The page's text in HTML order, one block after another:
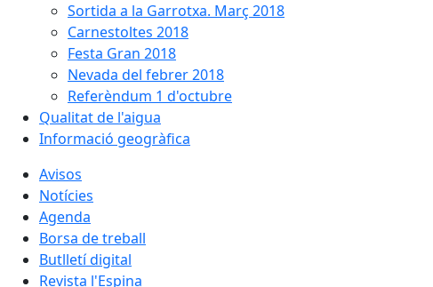
Sortida a la Garrotxa. Març 2018
Carnestoltes 2018
Festa Gran 2018
Nevada del febrer 2018
Referèndum 1 d'octubre
Qualitat de l'aigua
Informació geogràfica
Avisos
Notícies
Agenda
Borsa de treball
Butlletí digital
Revista l'Espina